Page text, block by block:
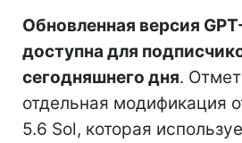
Обновленная версия
доступна для
сегодняшнего дня.
отдельная модификация
5.6 Sol, которая